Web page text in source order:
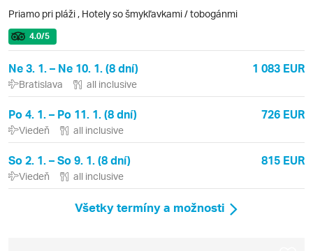
Priamo pri pláži , Hotely so šmykľavkami / tobogánmi
4.0/5
Ne 3. 1. – Ne 10. 1. (8 dní) 1 083 EUR
Bratislava all inclusive
Po 4. 1. – Po 11. 1. (8 dní) 726 EUR
Viedeň all inclusive
So 2. 1. – So 9. 1. (8 dní) 815 EUR
Viedeň all inclusive
Všetky termíny a možnosti